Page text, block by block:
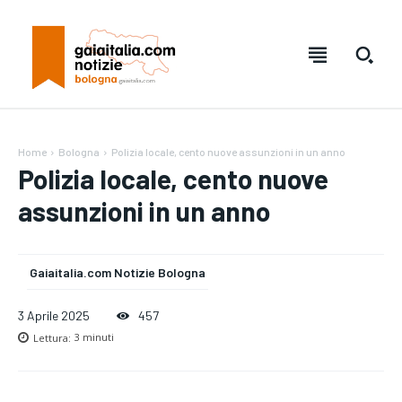
Home Bologna Polizia locale, cento nuove assunzioni in un anno
Polizia locale, cento nuove
assunzioni in un anno
Gaiaitalia.com Notizie Bologna
3 Aprile 2025 457
Lettura: 3 minuti